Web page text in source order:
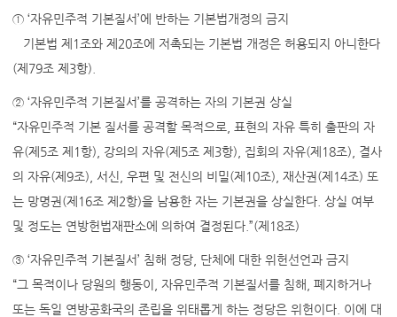
① ‘자유민주적 기본질서’에 반하는 기본법개정의 금지
기본법 제1조와 제20조에 저촉되는 기본법 개정은 허용되지 아니한다
(제79조 제3항).
② ‘자유민주적 기본질서’를 공격하는 자의 기본권 상실
“자유민주적 기본 질서를 공격할 목적으로, 표현의 자유 특히 출판의 자
유(제5조 제1항), 강의의 자유(제5조 제3항), 집회의 자유(제18조), 결사
의 자유(제9조), 서신, 우편 및 전신의 비밀(제10조), 재산권(제14조) 또
는 망명권(제16조 제2항)을 남용한 자는 기본권을 상실한다. 상실 여부
및 정도는 연방헌법재판소에 의하여 결정된다.”(제18조)
③ ‘자유민주적 기본질서’ 침해 정당, 단체에 대한 위헌선언과 금지
“그 목적이나 당원의 행동이, 자유민주적 기본질서를 침해, 폐지하거나
또는 독일 연방공화국의 존립을 위태롭게 하는 정당은 위헌이다. 이에 대